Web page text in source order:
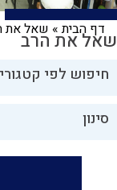
דף הבית» שאל את
שאל את הרב
חיפוש לפי
סינון